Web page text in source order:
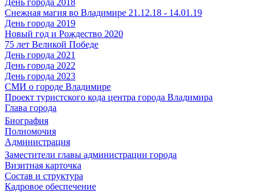
День города 2018
Снежная магия во Владимире 21.12.18 - 14.01.19
День города 2019
Новый год и Рождество 2020
75 лет Великой Победе
День города 2021
День города 2022
День города 2023
СМИ о городе Владимире
Проект туристского кода центра города Владимира
Глава города
Биография
Полномочия
Администрация
Заместители главы администрации города
Визитная карточка
Состав и структура
Кадровое обеспечение